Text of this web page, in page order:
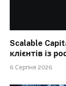
Scalable
клієнтів із
6 Серпня 2026